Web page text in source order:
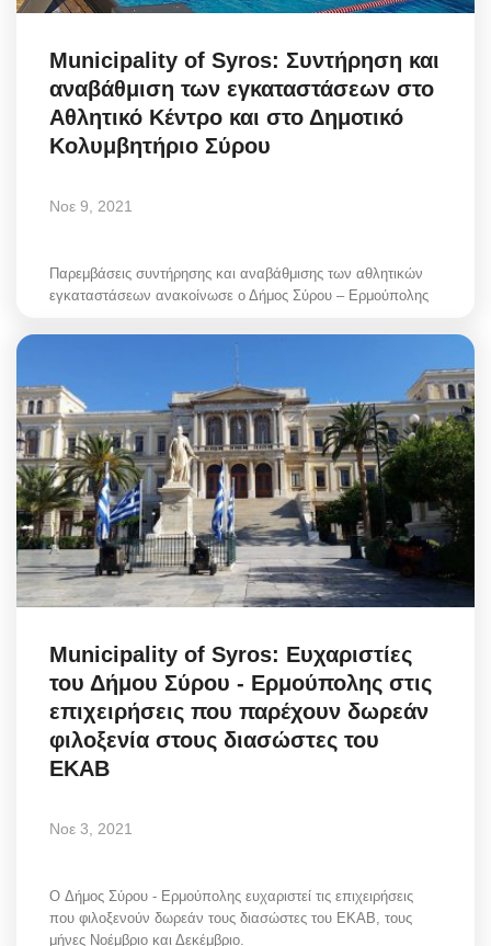
Municipality of Syros: Συντήρηση και
αναβάθμιση των εγκαταστάσεων στο
Αθλητικό Κέντρο και στο Δημοτικό
Κολυμβητήριο Σύρου
Νοε 9, 2021
Παρεμβάσεις συντήρησης και αναβάθμισης των αθλητικών
εγκαταστάσεων ανακοίνωσε ο Δήμος Σύρου – Ερμούπολης
Municipality of Syros: Ευχαριστίες
του Δήμου Σύρου - Ερμούπολης στις
επιχειρήσεις που παρέχουν δωρεάν
φιλοξενία στους διασώστες του
ΕΚΑΒ
Νοε 3, 2021
O Δήμος Σύρου - Ερμούπολης ευχαριστεί τις επιχειρήσεις
που φιλοξενούν δωρεάν τους διασώστες του ΕΚΑΒ, τους
μήνες Νοέμβριο και Δεκέμβριο.